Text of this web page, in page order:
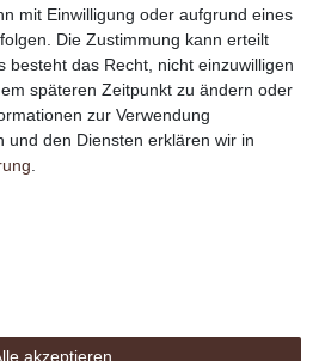
Formular. Der Widerruf ist formfrei und
gesetzl. Mehrwertsteuer zzgl.
mit Einwilligung oder aufgrund eines
Die Zustimmung kann erteilt
besteht das Recht, nicht einzuwilligen
späteren Zeitpunkt zu ändern oder
zur Verwendung
und den Diensten erklären wir in
akzeptieren